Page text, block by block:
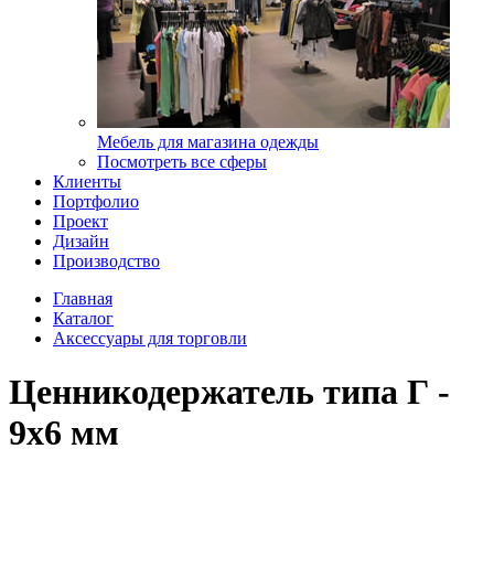
Мебель для магазина одежды
Посмотреть все сферы
Клиенты
Портфолио
Проект
Дизайн
Производство
Главная
Каталог
Аксессуары для торговли
Ценникодержатель типа Г -
9х6 мм